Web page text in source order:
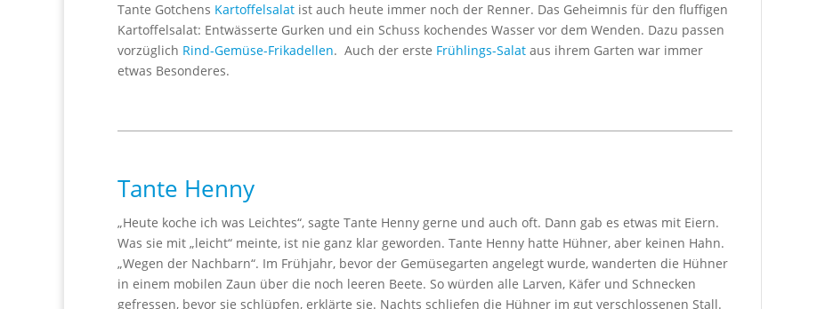
Tante Gotchens Kartoffelsalat ist auch heute immer noch der Renner. Das Geheimnis für den fluffigen
Kartoffelsalat: Entwässerte Gurken und ein Schuss kochendes Wasser vor dem Wenden. Dazu passen
vorzüglich Rind-Gemüse-Frikadellen. Auch der erste Frühlings-Salat aus ihrem Garten war immer
etwas Besonderes.
Tante Henny
„Heute koche ich was Leichtes“, sagte Tante Henny gerne und auch oft. Dann gab es etwas mit Eiern.
Was sie mit „leicht“ meinte, ist nie ganz klar geworden. Tante Henny hatte Hühner, aber keinen Hahn.
„Wegen der Nachbarn“. Im Frühjahr, bevor der Gemüsegarten angelegt wurde, wanderten die Hühner
in einem mobilen Zaun über die noch leeren Beete. So würden alle Larven, Käfer und Schnecken
gefressen, bevor sie schlüpfen, erklärte sie. Nachts schliefen die Hühner im gut verschlossenen Stall.